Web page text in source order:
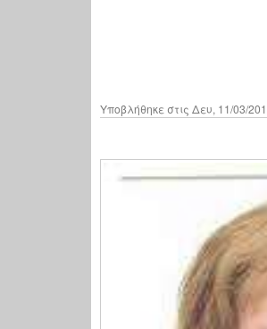
Υποβλήθηκε στις Δευ, 11/03/